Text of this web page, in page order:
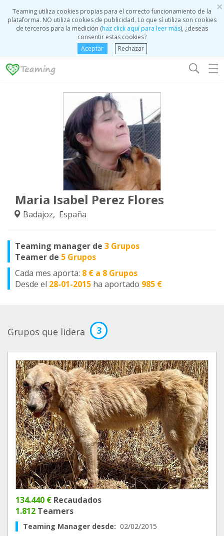
×
Teaming utiliza cookies propias para el correcto funcionamiento de la
plataforma. NO utiliza cookies de publicidad. Lo que sí utiliza son cookies
de terceros para la medición (haz click aquí para leer más), ¿deseas
consentir estas cookies?
Aceptar
Rechazar
☰
Maria Isabel Perez Flores
Badajoz, España
Teaming manager de 3 Grupos
Teamer de 5 Grupos
Cada mes aporta: 8 € a 8 Grupos
Desde el 28-01-2015 ha aportado 985 €
Grupos que lidera 3
134.440 € Recaudados
1.812 Teamers
Teaming Manager desde: 02/02/2015